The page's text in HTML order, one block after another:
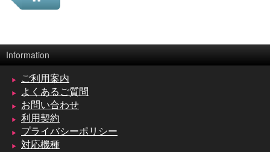
Information
ご利用案内
よくあるご質問
お問い合わせ
利用契約
プライバシーポリシー
対応機種